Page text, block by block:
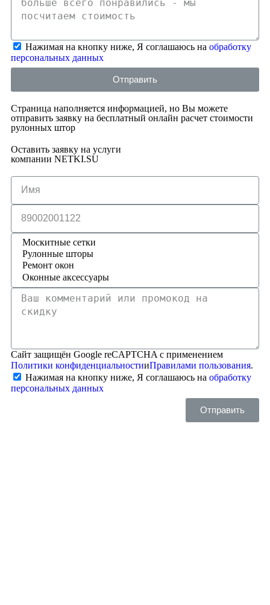
Нажимая на кнопку ниже, Я соглашаюсь на обработку
персональных данных
Отправить
Страница наполняется информацией, но Вы можете
отправить заявку на бесплатный онлайн расчет стоимости
рулонных штор
Оставить заявку на услуги
компании NETKI.SU
Сайт защищён Google reCAPTCHA с применением
Политики конфиденциальностииПравилами пользования.
Нажимая на кнопку ниже, Я соглашаюсь на обработку
персональных данных
Отправить